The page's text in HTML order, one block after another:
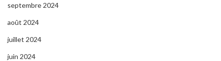
septembre 2024
août 2024
juillet 2024
juin 2024